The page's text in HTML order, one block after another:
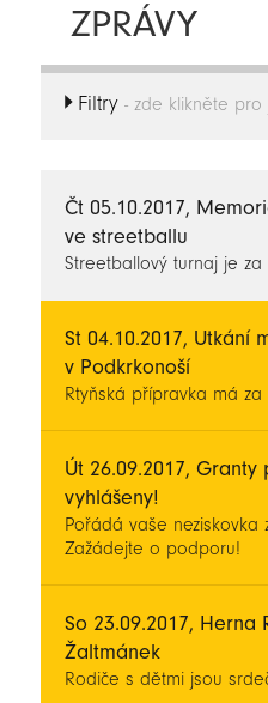
ZPRÁVY
Filtry- zde klikněte pro
Čt 05.10.2017,
ve streetballu
Streetballový turnaj je za
St 04.10.2017, Utkání
v Podkrkonoší
Rtyňská přípravka má
Út 26.09.2017, Granty
vyhlášeny!
Pořádá vaše neziskovka
Zažádejte o podporu!
So 23.09.2017, Herna
Žaltmánek
Rodiče s dětmi jsou